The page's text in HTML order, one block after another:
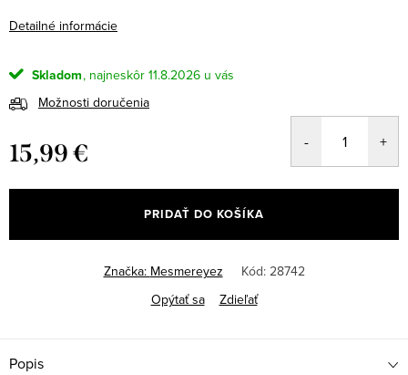
Detailné informácie
Skladom
11.8.2026
Možnosti doručenia
15,99 €
cena:
PRIDAŤ DO KOŠÍKA
Značka: Mesmereyez Kód: 28742
Opýtať sa
Zdieľať
Popis